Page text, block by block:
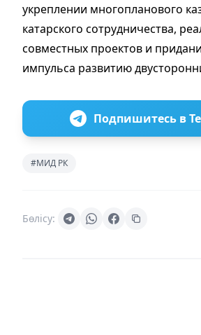
укреплении многопланового
катарского сотрудничества,
совместных проектов и
импульса развитию
Подпишитесь в
#МИД РК
Бөлісу: